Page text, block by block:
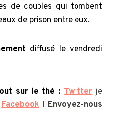
de couples qui tombent
de prison entre eux.
diffusé le vendredi
sur le thé : Twitter je
FacebookΙ Envoyez-nous